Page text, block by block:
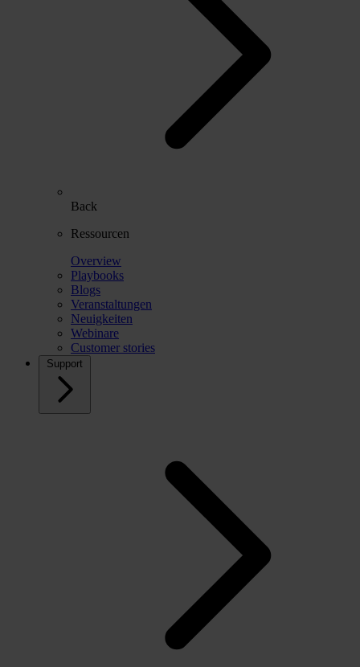
Back
Ressourcen
Overview
Playbooks
Blogs
Veranstaltungen
Neuigkeiten
Webinare
Customer stories
Support